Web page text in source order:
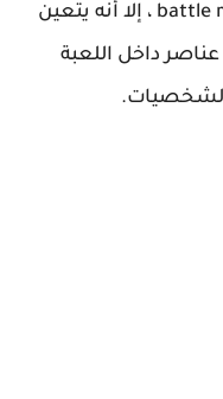
لعبة مجانية للجوال من نوع battle royale ، إلا أنه يتعين
عناصر داخل اللعبة
الشخصيات.